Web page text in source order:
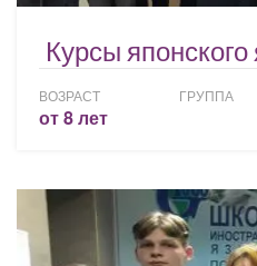
Курсы
ВОЗРАСТ
от 8 лет
ГРУППА